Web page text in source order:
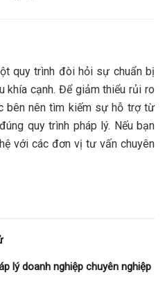
quy trình đòi hỏi sự chuẩn bị
khía cạnh. Để giảm thiểu rủi ro
bên nên tìm kiếm sự hỗ trợ từ
quy trình pháp lý. Nếu bạn
với các đơn vị tư vấn chuyên
lý doanh nghiệp chuyên nghiệp